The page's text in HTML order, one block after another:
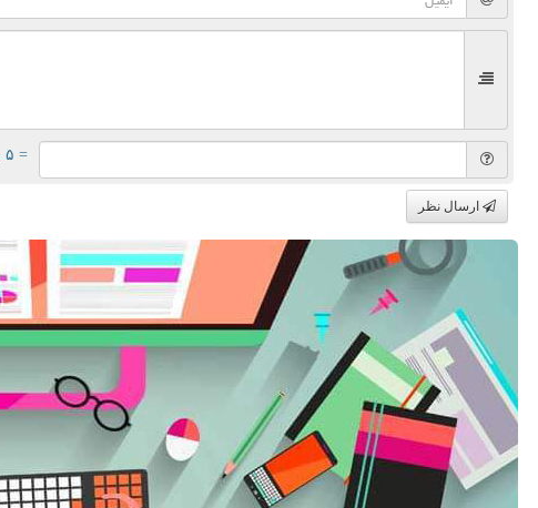
= ۵ بعلاوه ۱
ارسال نظر